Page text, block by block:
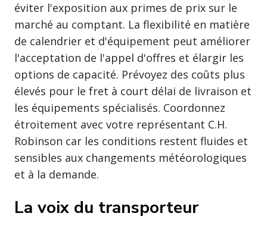
éviter l'exposition aux primes de prix sur le
marché au comptant. La flexibilité en matière
de calendrier et d'équipement peut améliorer
l'acceptation de l'appel d'offres et élargir les
options de capacité. Prévoyez des coûts plus
élevés pour le fret à court délai de livraison et
les équipements spécialisés. Coordonnez
étroitement avec votre représentant C.H.
Robinson car les conditions restent fluides et
sensibles aux changements météorologiques
et à la demande.
La voix du transporteur